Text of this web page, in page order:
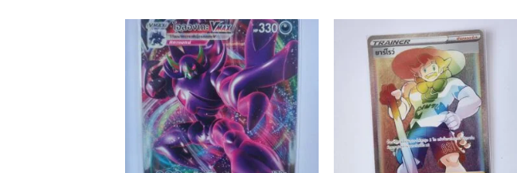
Add to
wishlist